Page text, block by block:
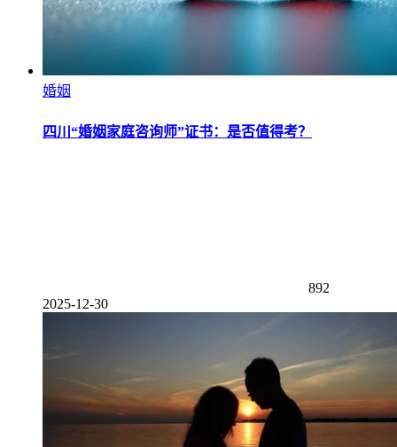
婚姻
四川“婚姻家庭咨询师”证书：是否值得考？
892
2025-12-30